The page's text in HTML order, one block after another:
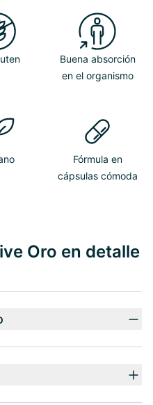
Buena absorción
en el organismo
Fórmula en
cápsulas cómoda
Oro en detalle